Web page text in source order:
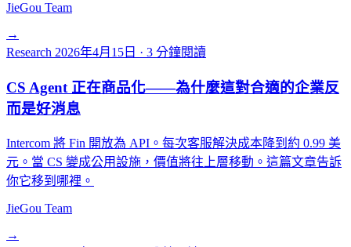
JieGou Team
→
Research 2026年4月15日 · 3 分鐘閱讀
CS Agent 正在商品化——為什麼這對合適的企業反
而是好消息
Intercom 將 Fin 開放為 API。每次客服解決成本降到約 0.99 美
元。當 CS 變成公用設施，價值將往上層移動。這篇文章告訴
你它移到哪裡。
JieGou Team
→